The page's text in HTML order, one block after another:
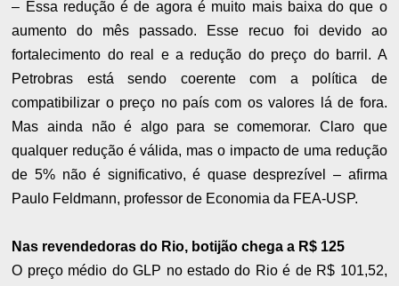
– Essa redução é de agora é muito mais baixa do que o
aumento do mês passado. Esse recuo foi devido ao
fortalecimento do real e a redução do preço do barril. A
Petrobras está sendo coerente com a política de
compatibilizar o preço no país com os valores lá de fora.
Mas ainda não é algo para se comemorar. Claro que
qualquer redução é válida, mas o impacto de uma redução
de 5% não é significativo, é quase desprezível – afirma
Paulo Feldmann, professor de Economia da FEA-USP.
Nas revendedoras do Rio, botijão chega a R$ 125
O preço médio do GLP no estado do Rio é de R$ 101,52,